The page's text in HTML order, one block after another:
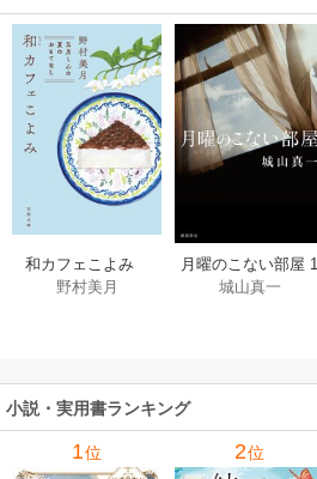
和カフェこよみ
五月くんの夏のお
野村美月
月曜のこない部屋 1
巻
城山真一
小説・実用書ランキング
1位 2位